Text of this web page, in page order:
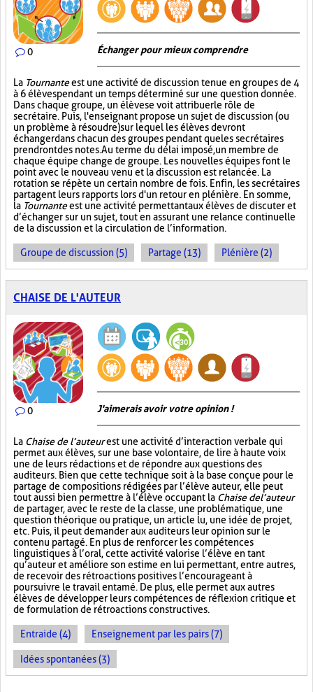
0 Échanger pour mieux comprendre
La Tournanteest une activité de discussion tenue en groupes de 4
à 6 élèves pendant un temps déterminé sur une question donnée.
Dans chaque groupe, un élève se voit attribuer le rôle de
secrétaire. Puis, l'enseignant propose un sujet de discussion (ou
un problème à résoudre) sur lequel les élèves devront
échanger dans chacun des groupes pendant que les secrétaires
prendront des notes. Au terme du délai imposé, un membre de
chaque équipe change de groupe. Les nouvelles équipes font le
point avec le nouveau venu et la discussion est relancée. La
rotation se répète un certain nombre de fois. Enfin, les secrétaires
partagent leurs rapports lors d'un retour en plénière. En somme,
la Tournanteest une activité permettant aux élèves de discuter et
d’échanger sur un sujet, tout en assurant une relance continuelle
de la discussion et la circulation de l’information.
Groupe de discussion (5) Partage (13) Plénière (2)
CHAISE DE L'AUTEUR
0 J'aimerais avoir votre opinion !
La Chaise de l’auteurest une activité d’interaction verbale qui
permet aux élèves, sur une base volontaire, de lire à haute voix
une de leurs rédactions et de répondre aux questions des
auditeurs. Bien que cette technique soit à la base conçue pour le
partage de compositions rédigées par l’élève auteur, elle peut
tout aussi bien permettre à l’élève occupant la Chaise de l’auteur
de partager, avec le reste de la classe, une problématique, une
question théorique ou pratique, un article lu, une idée de projet,
etc. Puis, il peut demander aux auditeurs leur opinion sur le
contenu partagé. En plus de renforcer les compétences
linguistiques à l’oral, cette activité valorise l’élève en tant
qu’auteur et améliore son estime en lui permettant, entre autres,
de recevoir des rétroactions positives l’encourageant à
poursuivre le travail entamé. De plus, elle permet aux autres
élèves de développer leurs compétences de réflexion critique et
de formulation de rétroactions constructives.
Entraide (4) Enseignement par les pairs (7)
Idées spontanées (3)